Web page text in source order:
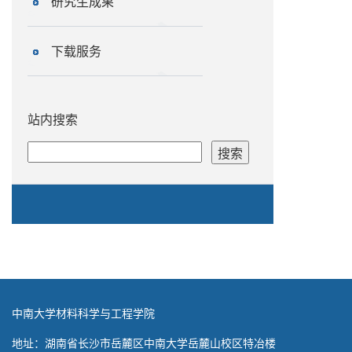
下载服务
站内搜索
中南大学材料科学与工程学院
地址：湖南省长沙市岳麓区中南大学岳麓山校区特冶楼